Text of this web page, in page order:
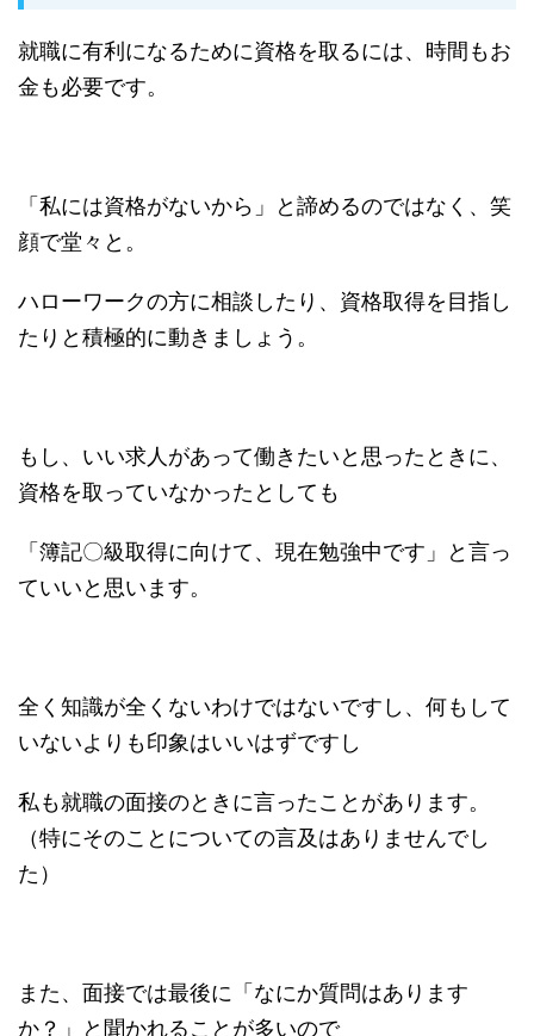
就職に有利になるために資格を取るには、時間もお
金も必要です。
「私には資格がないから」と諦めるのではなく、笑
顔で堂々と。
ハローワークの方に相談したり、資格取得を目指し
たりと積極的に動きましょう。
もし、いい求人があって働きたいと思ったときに、
資格を取っていなかったとしても
「簿記〇級取得に向けて、現在勉強中です」と言っ
ていいと思います。
全く知識が全くないわけではないですし、何もして
いないよりも印象はいいはずですし
私も就職の面接のときに言ったことがあります。
（特にそのことについての言及はありませんでし
た）
また、面接では最後に「なにか質問はあります
か？」と聞かれることが多いので